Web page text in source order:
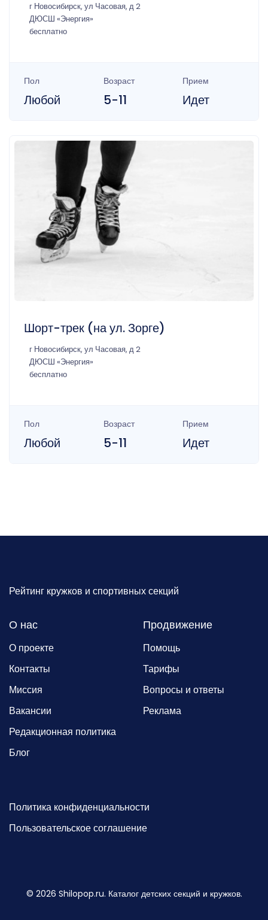
г Новосибирск, ул Часовая, д 2
ДЮСШ «Энергия»
бесплатно
Пол
Любой
Возраст
5-11
Прием
Идет
Шорт-трек (на ул. Зорге)
г Новосибирск, ул Часовая, д 2
ДЮСШ «Энергия»
бесплатно
Пол
Любой
Возраст
5-11
Прием
Идет
Рейтинг кружков и спортивных секций
О нас
О проекте
Контакты
Миссия
Вакансии
Редакционная политика
Блог
Продвижение
Помощь
Тарифы
Вопросы и ответы
Реклама
Политика конфиденциальности
Пользовательское соглашение
© 2026 Shilopop.ru. Каталог детских секций и кружков.